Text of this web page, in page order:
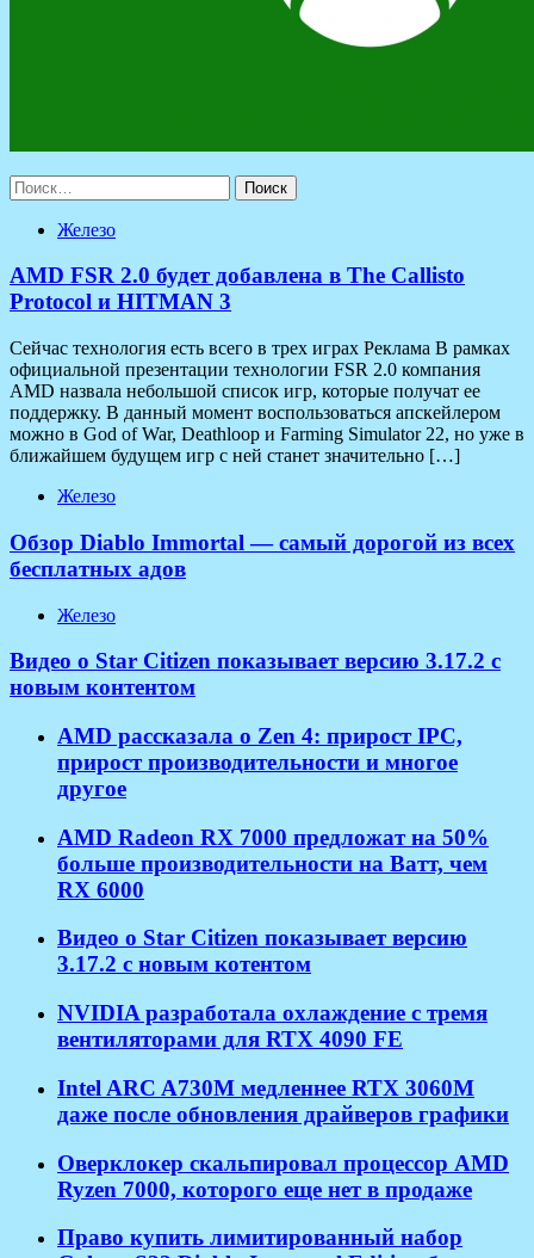
Найти:
Железо
AMD FSR 2.0 будет добавлена в The Callisto
Protocol и HITMAN 3
Сейчас технология есть всего в трех играх Реклама В рамках
официальной презентации технологии FSR 2.0 компания
AMD назвала небольшой список игр, которые получат ее
поддержку. В данный момент воспользоваться апскейлером
можно в God of War, Deathloop и Farming Simulator 22, но уже в
ближайшем будущем игр с ней станет значительно […]
Железо
Обзор Diablo Immortal — самый дорогой из всех
бесплатных адов
Железо
Видео о Star Citizen показывает версию 3.17.2 с
новым контентом
AMD рассказала о Zen 4: прирост IPC,
прирост производительности и многое
другое
AMD Radeon RX 7000 предложат на 50%
больше производительности на Ватт, чем
RX 6000
Видео о Star Citizen показывает версию
3.17.2 с новым котентом
NVIDIA разработала охлаждение с тремя
вентиляторами для RTX 4090 FE
Intel ARC A730M медленнее RTX 3060M
даже после обновления драйверов графики
Оверклокер скальпировал процессор AMD
Ryzen 7000, которого еще нет в продаже
Право купить лимитированный набор